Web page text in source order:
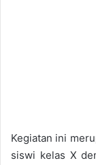
Kegiatan ini
siswi kelas X